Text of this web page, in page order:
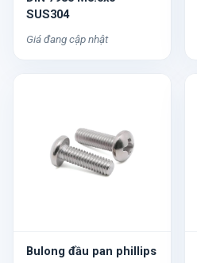
SUS304
Giá đang cập nhật
Bulong đầu pan phillips